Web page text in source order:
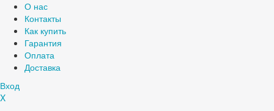
О нас
Контакты
Как купить
Гарантия
Оплата
Доставка
Вход
X